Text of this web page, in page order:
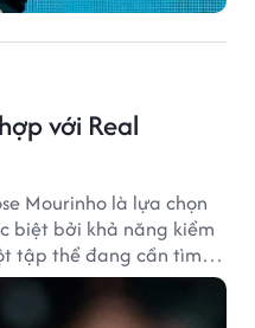
với Real
Mourinho là lựa chọn
biệt bởi khả năng kiểm
tập thể đang cần tìm